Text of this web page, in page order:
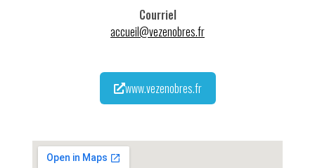
Courriel
accueil@vezenobres.fr
www.vezenobres.fr